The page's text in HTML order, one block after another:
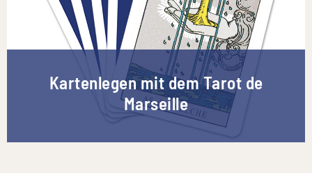
Kartenlegen mit dem Tarot de
Marseille